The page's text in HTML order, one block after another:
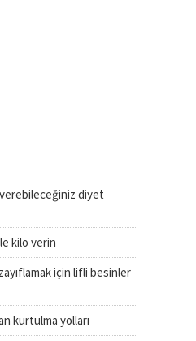
diyet
kilo verin
için lifli besinler
kurtulma yolları